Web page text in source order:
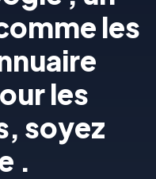
les
les
soyez
.